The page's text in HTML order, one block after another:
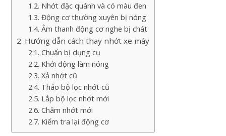
Nhớt đặc quánh và có màu đen
Động cơ thường xuyên bị nóng
Âm thanh động cơ nghe bị chát
Hướng dẫn cách thay nhớt xe máy
Chuẩn bị dụng cụ
Khởi động làm nóng
Xả nhớt cũ
Tháo bộ lọc nhớt cũ
Lắp bộ lọc nhớt mới
Châm nhớt mới
Kiểm tra lại động cơ